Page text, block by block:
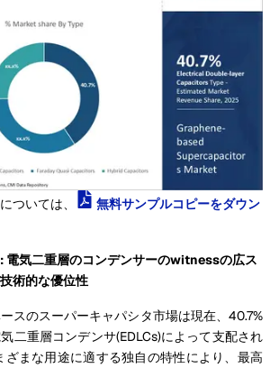
ついては、
無料サンプルコピーをダウン
電気二重層のコンデンサーのwitnessの広ス
術的な優位性
スのスーパーキャパシタ市場は現在、40.7%
二重層コンデンサ(EDLCs)によって支配され
ざまな用途に適する独自の特性により、最高